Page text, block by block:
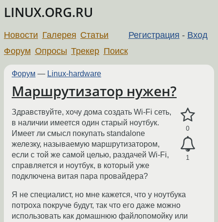
LINUX.ORG.RU
Регистрация - Вход
Новости Галерея Статьи
Форум Опросы Трекер Поиск
Форум — Linux-hardware
Маршрутизатор нужен?
0
1
Здравствуйте, хочу дома создать Wi-Fi сеть,
в наличии имеется один старый ноутбук.
Имеет ли смысл покупать standalone
железку, называемую маршрутизатором,
если с той же самой целью, раздачей Wi-Fi,
справляется и ноутбук, в который уже
подключена витая пара провайдера?
Я не специалист, но мне кажется, что у ноутбука
потроха покруче будут, так что его даже можно
использовать как домашнюю файлопомойку или